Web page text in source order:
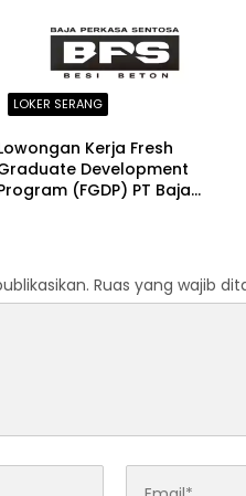
LOKER SERANG
Kerja Fresh
Development
(FGDP) PT Baja
Ruas yang wajib